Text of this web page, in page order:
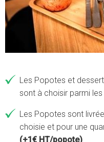
Les Popotes et
sont à choisir parmi
Les Popotes sont
choisie et pour une
(+1€ HT/popote)